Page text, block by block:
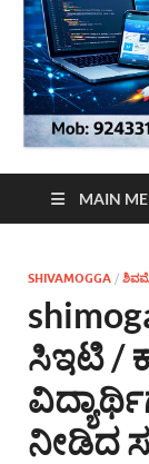
MAIN
SHIVAMOGGA /
ಸಿಇಟಿ /
ನೀಡಿದ